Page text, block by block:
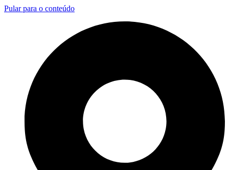
Pular para o conteúdo